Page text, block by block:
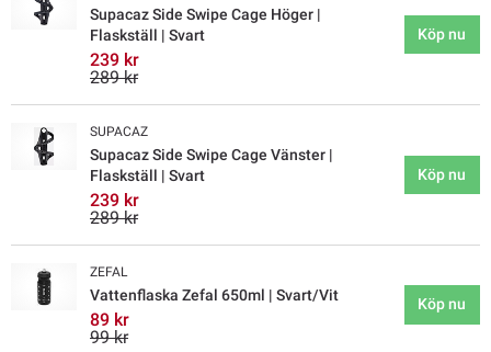
Supacaz Side Swipe Cage Höger |
Flaskställ | Svart
239 kr
289 kr
Köp nu
SUPACAZ
Supacaz Side Swipe Cage Vänster |
Flaskställ | Svart
239 kr
289 kr
Köp nu
ZEFAL
Vattenflaska Zefal 650ml | Svart/Vit
89 kr
99 kr
Köp nu